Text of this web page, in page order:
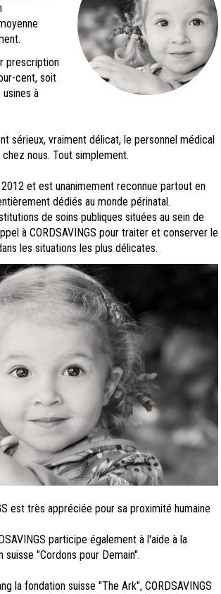
prescription
cent, soit
à
sérieux, vraiment délicat, le personnel médical
nous. Tout simplement.
et est unanimement reconnue partout en
dédiés au monde périnatal.
de soins publiques situées au sein de
à CORDSAVINGS pour traiter et conserver le
les situations les plus délicates.
est très appréciée pour sa proximité humaine
participe également à l'aide à la
"Cordons pour Demain".
la fondation suisse "The Ark", CORDSAVINGS